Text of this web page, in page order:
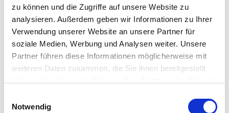
zu können und die Zugriffe auf unsere Website zu
analysieren. Außerdem geben wir Informationen zu Ihrer
Verwendung unserer Website an unsere Partner für
soziale Medien, Werbung und Analysen weiter. Unsere
Partner führen diese Informationen möglicherweise mit
weiteren Daten zusammen, die Sie ihnen bereitgestellt
Notwendig
vollständig abgedichteter Schalter in einer
abgedichteten Frontplatte untergebracht ist, muss
die Prüfung der Anforderungen getrennt für den
Schalter und den in der Platte untergebrachten
Schalter durchgeführt werden.
Die meisten APEM-
Schalter können auf der Vorderseite abgedichtet
werden.